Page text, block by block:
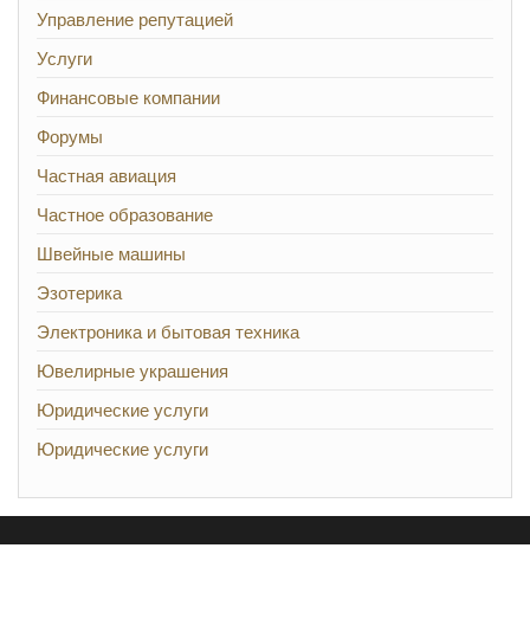
Управление репутацией
Услуги
Финансовые компании
Форумы
Частная авиация
Частное образование
Швейные машины
Эзотерика
Электроника и бытовая техника
Ювелирные украшения
Юридические услуги
Юридические услуги